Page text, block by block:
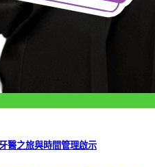
醫之旅與時間管理啟示